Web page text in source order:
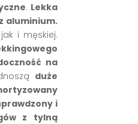
. Lekka
aluminium.
i męskiej.
na
duże
i
z tylną